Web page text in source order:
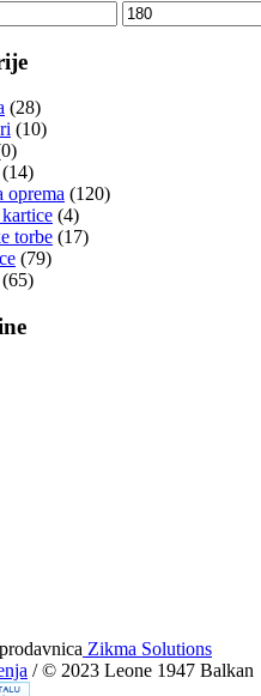
(28)
(10)
(14)
oprema (120)
(4)
torbe (17)
(79)
(65)
Zikma Solutions
/ © 2023 Leone 1947 Balkan